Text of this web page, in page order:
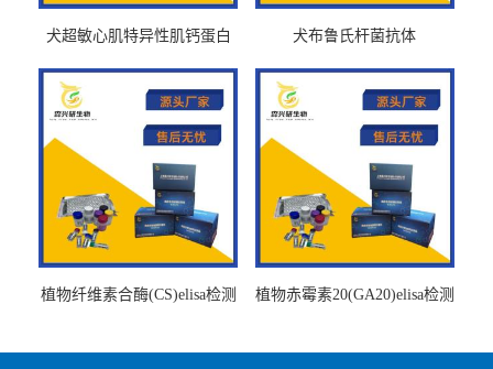
犬超敏心肌特异性肌钙蛋白
犬布鲁氏杆菌抗体
植物纤维素合酶(CS)elisa检测
植物赤霉素20(GA20)elisa检测